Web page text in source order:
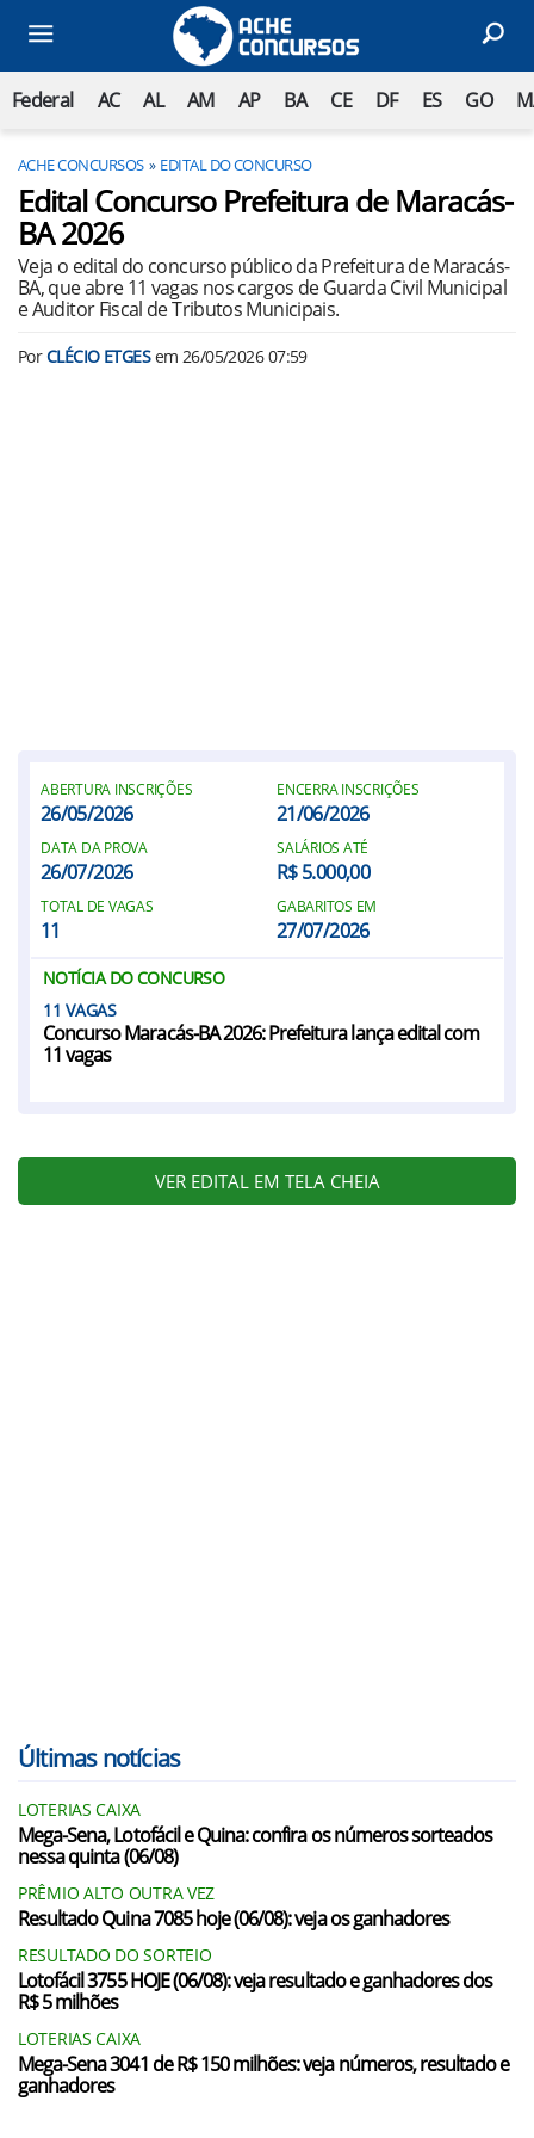
Federal AC AL AM AP BA CE DF ES GO
ACHE CONCURSOS EDITAL DO CONCURSO
Edital Concurso Prefeitura de Maracás-
BA 2026
Veja o edital do concurso público da Prefeitura de Maracás-
BA, que abre 11 vagas nos cargos de Guarda Civil Municipal
e Auditor Fiscal de Tributos Municipais.
PorCLÉCIO ETGESem 26/05/2026 07:59
ABERTURA INSCRIÇÕES
26/05/2026
ENCERRA INSCRIÇÕES
21/06/2026
DATA DA PROVA
26/07/2026
SALÁRIOS ATÉ
R$ 5.000,00
TOTAL DE VAGAS
11
GABARITOS EM
27/07/2026
NOTÍCIA DO CONCURSO
11
Concurso Maracás-BA 2026: Prefeitura lança edital com
11 vagas
VER EDITAL EM TELA CHEIA
Últimas notícias
LOTERIAS CAIXA
Mega-Sena, Lotofácil e Quina: confira os números sorteados
nessa quinta (06/08)
PRÊMIO ALTO OUTRA VEZ
Resultado Quina 7085 hoje (06/08): veja os ganhadores
RESULTADO DO SORTEIO
Lotofácil 3755 HOJE (06/08): veja resultado e ganhadores dos
R$ 5 milhões
LOTERIAS CAIXA
Mega-Sena 3041 de R$ 150 milhões: veja números, resultado e
ganhadores